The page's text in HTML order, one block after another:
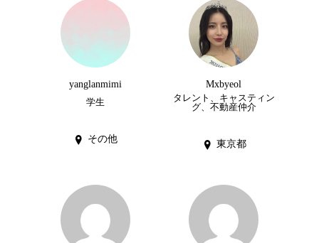
yanglanmimi
学生
その他
Mxbyeol
タレント、キャスティン
グ、不動産仲介
東京都